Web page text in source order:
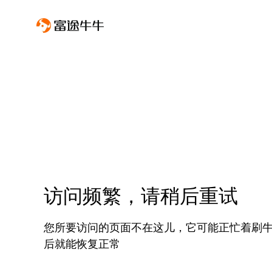
访问频繁，请稍后重试
您所要访问的页面不在这儿，它可能正忙着刷
后就能恢复正常